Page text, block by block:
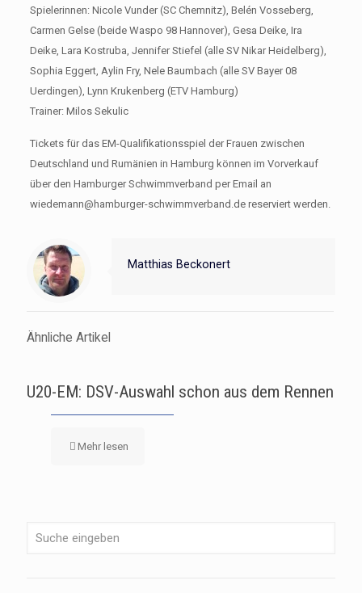
Spielerinnen: Nicole Vunder (SC Chemnitz), Belén Vosseberg,
Carmen Gelse (beide Waspo 98 Hannover), Gesa Deike, Ira
Deike, Lara Kostruba, Jennifer Stiefel (alle SV Nikar Heidelberg),
Sophia Eggert, Aylin Fry, Nele Baumbach (alle SV Bayer 08
Uerdingen), Lynn Krukenberg (ETV Hamburg)
Trainer: Milos Sekulic
Tickets für das EM-Qualifikationsspiel der Frauen zwischen
Deutschland und Rumänien in Hamburg können im Vorverkauf
über den Hamburger Schwimmverband per Email an
wiedemann@hamburger-schwimmverband.de reserviert werden.
Matthias Beckonert
Ähnliche Artikel
U20-EM: DSV-Auswahl schon aus dem Rennen
Mehr lesen